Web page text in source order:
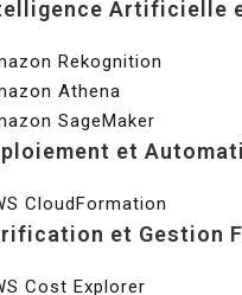
Artificielle
Rekognition
Athena
SageMaker
et
CloudFormation
et Gestion
Cost Explorer